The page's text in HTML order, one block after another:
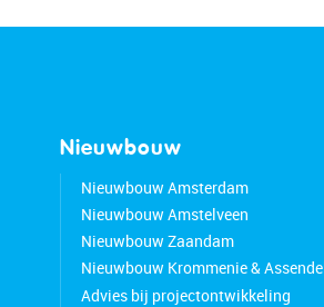
Nieuwbouw
Nieuwbouw Amsterdam
Nieuwbouw Amstelveen
Nieuwbouw Zaandam
Nieuwbouw Krommenie &
Advies bij projectontwikkeling